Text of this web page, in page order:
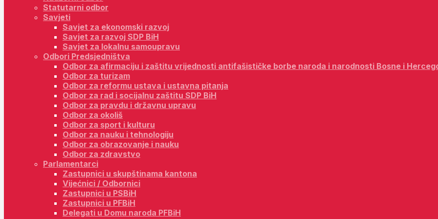
Statutarni odbor
Savjeti
Savjet za ekonomski razvoj
Savjet za razvoj SDP BiH
Savjet za lokalnu samoupravu
Odbori Predsjedništva
Odbor za afirmaciju i zaštitu vrijednosti antifašističke borbe naroda i narodnosti Bosne i
Odbor za turizam
Odbor za reformu ustava i ustavna pitanja
Odbor za rad i socijalnu zaštitu SDP BiH
Odbor za pravdu i državnu upravu
Odbor za okoliš
Odbor za sport i kulturu
Odbor za nauku i tehnologiju
Odbor za obrazovanje i nauku
Odbor za zdravstvo
Parlamentarci
Zastupnici u skupštinama kantona
Vijećnici / Odbornici
Zastupnici u PSBiH
Zastupnici u PFBiH
Delegati u Domu naroda PFBiH